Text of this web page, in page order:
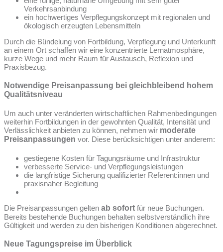
Verkehrsanbindung
ein hochwertiges Verpflegungskonzept mit regionalen und
ökologisch erzeugten Lebensmitteln
Durch die Bündelung von Fortbildung, Verpflegung und Unterkunft
an einem Ort schaffen wir eine konzentrierte Lernatmosphäre,
kurze Wege und mehr Raum für Austausch, Reflexion und
Praxisbezug.
Notwendige Preisanpassung bei gleichbleibend hohem
Qualitätsniveau
Um auch unter veränderten wirtschaftlichen Rahmenbedingungen
weiterhin Fortbildungen in der gewohnten Qualität, Intensität und
Verlässlichkeit anbieten zu können, nehmen wir moderate
Preisanpassungen vor. Diese berücksichtigen unter anderem:
gestiegene Kosten für Tagungsräume und Infrastruktur
verbesserte Service- und Verpflegungsleistungen
die langfristige Sicherung qualifizierter Referent:innen und
praxisnaher Begleitung
Die Preisanpassungen gelten ab sofort für neue Buchungen.
Bereits bestehende Buchungen behalten selbstverständlich ihre
Gültigkeit und werden zu den bisherigen Konditionen abgerechnet.
Neue Tagungspreise im Überblick